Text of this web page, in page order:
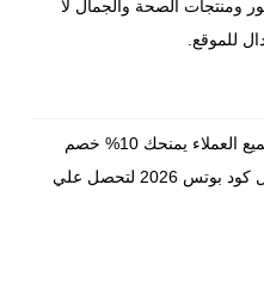
ومنتجات الصحة والجمال لا
للموقع.
كود خصم بوتس اول طلب فعال لجميع العملاء يمنحك 10% خصم
فوري علي كل الطلبيات سارع وفعل كود بوتس 2026 لتحصل علي